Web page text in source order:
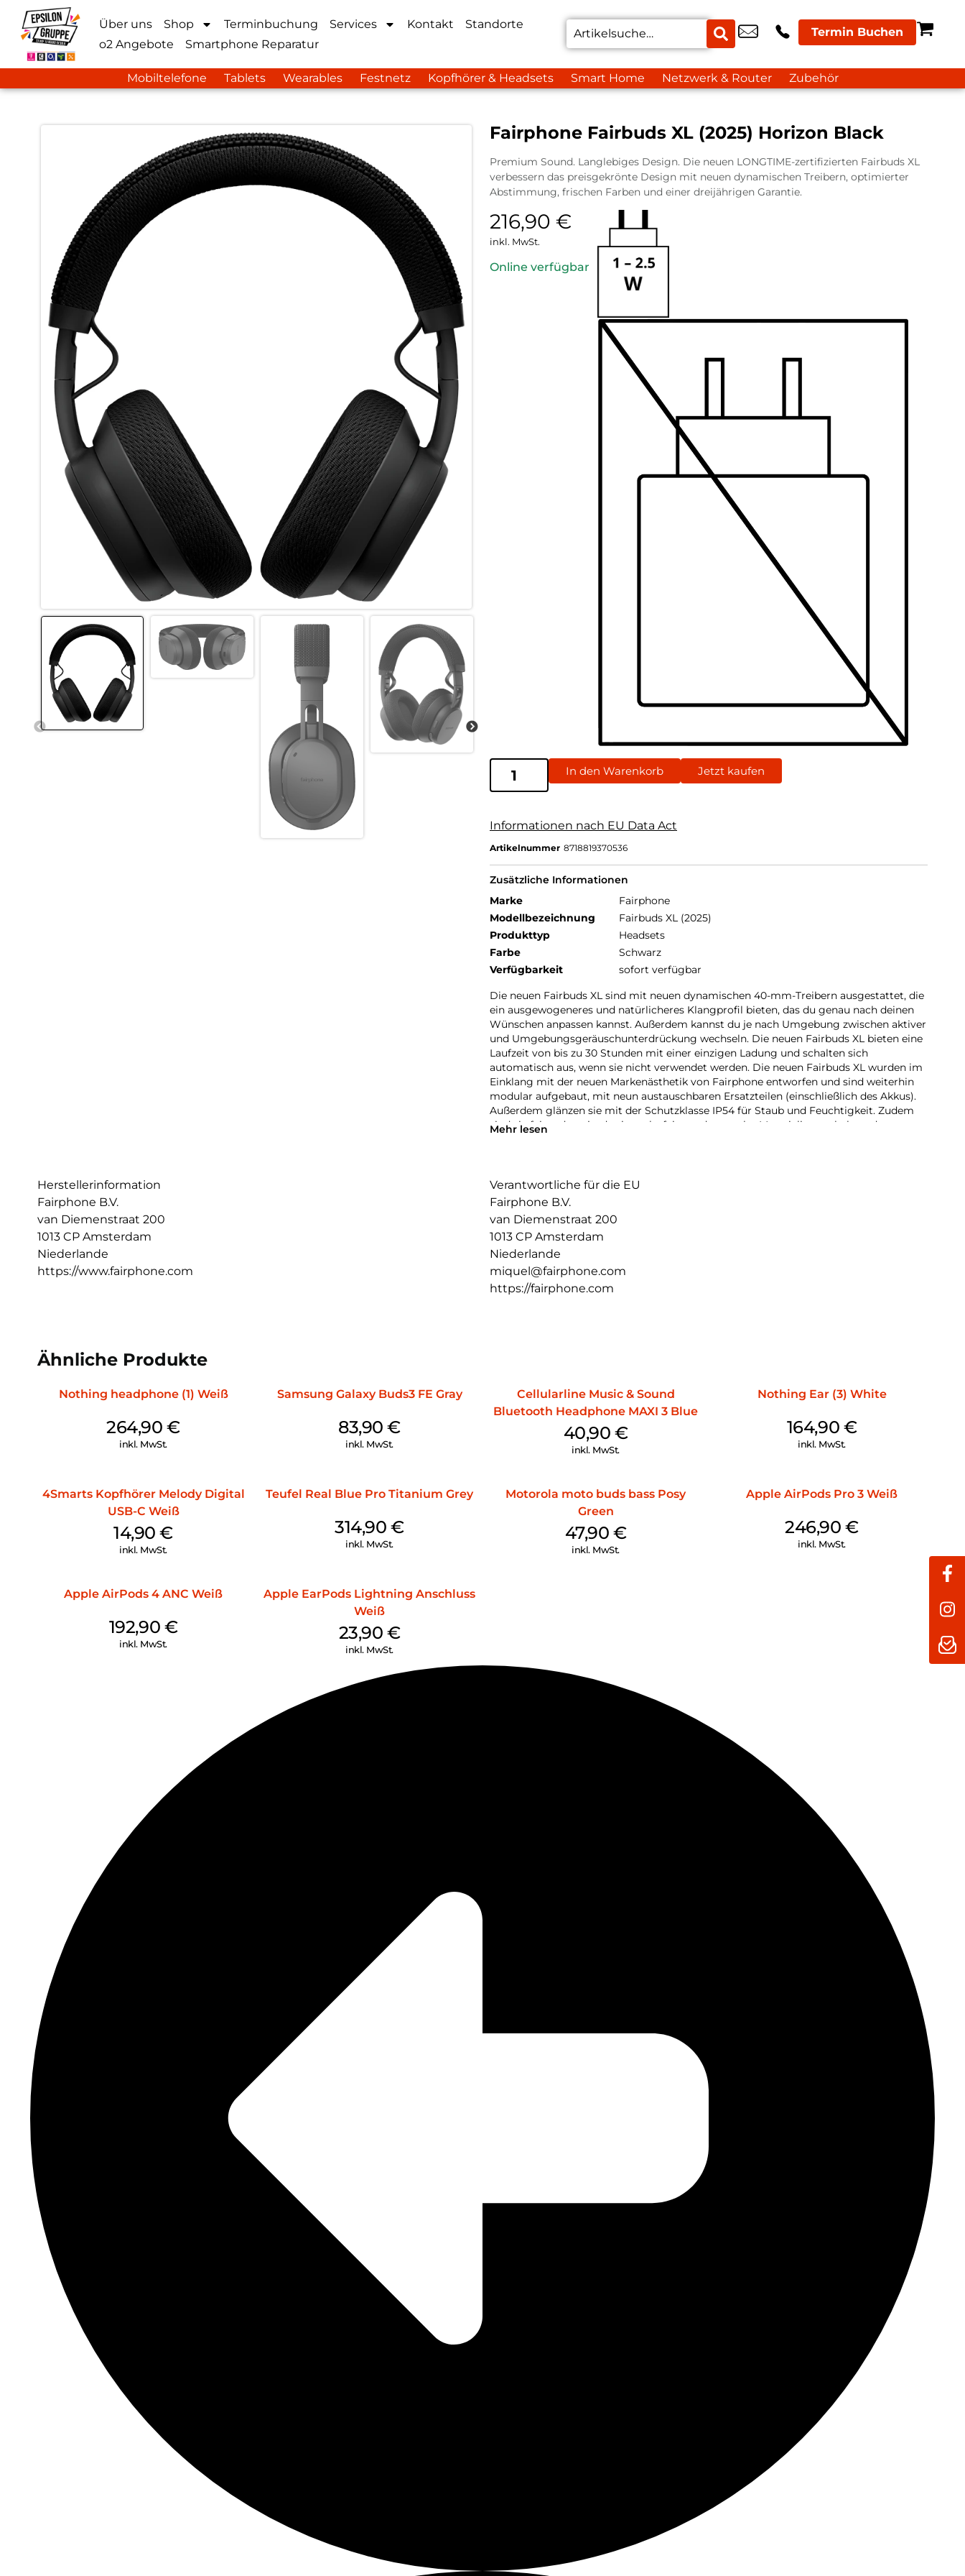
Über uns Shop Terminbuchung Services Kontakt
Standorte
o2 Angebote
Smartphone Reparatur
Termin Buchen
Mobiltelefone Tablets Wearables Festnetz Kopfhörer & Headsets Smart Home Netzwerk & Router Zubehör
Fairphone Fairbuds XL (2025) Horizon Black
Premium Sound. Langlebiges Design. Die neuen LONGTIME-zertifizierten Fairbuds XL
verbessern das preisgekrönte Design mit neuen dynamischen Treibern, optimierter
Abstimmung, frischen Farben und einer dreijährigen Garantie.
216,90 €
inkl. MwSt.
Online verfügbar
In den Warenkorb Jetzt kaufen
Informationen nach EU Data Act
Artikelnummer 8718819370536
Zusätzliche Informationen
Marke
Fairphone
Modellbezeichnung
Fairbuds XL (2025)
Produkttyp
Headsets
Farbe
Schwarz
Verfügbarkeit
sofort verfügbar
Die neuen Fairbuds XL sind mit neuen dynamischen 40-mm-Treibern ausgestattet, die
ein ausgewogeneres und natürlicheres Klangprofil bieten, das du genau nach deinen
Wünschen anpassen kannst. Außerdem kannst du je nach Umgebung zwischen aktiver
und Umgebungsgeräuschunterdrückung wechseln. Die neuen Fairbuds XL bieten eine
Laufzeit von bis zu 30 Stunden mit einer einzigen Ladung und schalten sich
automatisch aus, wenn sie nicht verwendet werden. Die neuen Fairbuds XL wurden im
Einklang mit der neuen Markenästhetik von Fairphone entworfen und sind weiterhin
modular aufgebaut, mit neun austauschbaren Ersatzteilen (einschließlich des Akkus).
Außerdem glänzen sie mit der Schutzklasse IP54 für Staub und Feuchtigkeit. Zudem
sind sie fairer denn je, da sie mehr faire und recycelte Materialien enthalten, darunter
Farben erhältlich und bieten eine dreijährige Garantie für zusätzliche Sicherheit. Hol dir
die neuen Fairbuds XL. Erstklassiger Klang und langlebiges Design.
Mehr lesen
Herstellerinformation
Fairphone B.V.
van Diemenstraat 200
1013 CP Amsterdam
Niederlande
https://www.fairphone.com
Verantwortliche für die EU
Fairphone B.V.
van Diemenstraat 200
1013 CP Amsterdam
Niederlande
miquel@fairphone.com
https://fairphone.com
Ähnliche Produkte
Nothing headphone (1) Weiß
264,90€
inkl. MwSt.
Samsung Galaxy Buds3 FE Gray
83,90€
inkl. MwSt.
Cellularline Music & Sound
Bluetooth Headphone MAXI 3 Blue
40,90 €
inkl. MwSt.
Nothing Ear (3) White
164,90 €
inkl. MwSt.
4Smarts Kopfhörer Melody Digital
USB-C Weiß
14,90€
inkl. MwSt.
Teufel Real Blue Pro Titanium Grey
314,90€
inkl. MwSt.
Motorola moto buds bass Posy
Green
47,90 €
inkl. MwSt.
Apple AirPods Pro 3 Weiß
246,90€
inkl. MwSt.
Apple AirPods 4 ANC Weiß
192,90 €
inkl. MwSt.
Apple EarPods Lightning Anschluss
Weiß
23,90 €
inkl. MwSt.